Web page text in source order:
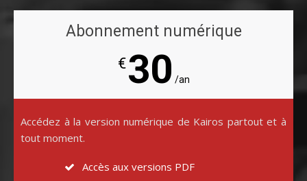
Abonnement numérique
€30 /an
Accédez à la version numérique de Kairos partout et à
tout moment.
Accès aux versions PDF